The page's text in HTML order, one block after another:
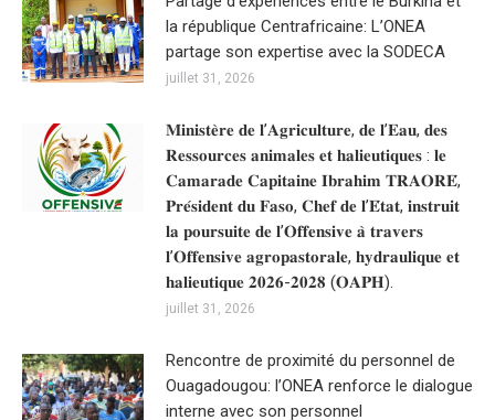
la république Centrafricaine: L’ONEA
partage son expertise avec la SODECA
juillet 31, 2026
𝐌𝐢𝐧𝐢𝐬𝐭𝐞̀𝐫𝐞 𝐝𝐞 𝐥’𝐀𝐠𝐫𝐢𝐜𝐮𝐥𝐭𝐮𝐫𝐞, 𝐝𝐞 𝐥’𝐄𝐚𝐮, 𝐝𝐞𝐬
𝐑𝐞𝐬𝐬𝐨𝐮𝐫𝐜𝐞𝐬 𝐚𝐧𝐢𝐦𝐚𝐥𝐞𝐬 𝐞𝐭 𝐡𝐚𝐥𝐢𝐞𝐮𝐭𝐢𝐪𝐮𝐞𝐬 : 𝐥𝐞
𝐂𝐚𝐦𝐚𝐫𝐚𝐝𝐞 𝐂𝐚𝐩𝐢𝐭𝐚𝐢𝐧𝐞 𝐈𝐛𝐫𝐚𝐡𝐢𝐦 𝐓𝐑𝐀𝐎𝐑𝐄́,
𝐏𝐫𝐞́𝐬𝐢𝐝𝐞𝐧𝐭 𝐝𝐮 𝐅𝐚𝐬𝐨, 𝐂𝐡𝐞𝐟 𝐝𝐞 𝐥’𝐄́𝐭𝐚𝐭, 𝐢𝐧𝐬𝐭𝐫𝐮𝐢𝐭
𝐥𝐚 𝐩𝐨𝐮𝐫𝐬𝐮𝐢𝐭𝐞 𝐝𝐞 𝐥’𝐎𝐟𝐟𝐞𝐧𝐬𝐢𝐯𝐞 𝐚̀ 𝐭𝐫𝐚𝐯𝐞𝐫𝐬
𝐥’𝐎𝐟𝐟𝐞𝐧𝐬𝐢𝐯𝐞 𝐚𝐠𝐫𝐨𝐩𝐚𝐬𝐭𝐨𝐫𝐚𝐥𝐞, 𝐡𝐲𝐝𝐫𝐚𝐮𝐥𝐢𝐪𝐮𝐞 𝐞𝐭
𝐡𝐚𝐥𝐢𝐞𝐮𝐭𝐢𝐪𝐮𝐞 𝟐𝟎𝟐𝟔-𝟐𝟎𝟐𝟖 (𝐎𝐀𝐏𝐇).
juillet 31, 2026
Rencontre de proximité du personnel de
Ouagadougou: l’ONEA renforce le dialogue
interne avec son personnel